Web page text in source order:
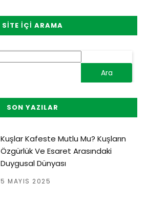
SITE İÇI ARAMA
SON YAZILAR
Kuşlar Kafeste Mutlu Mu? Kuşların
Özgürlük Ve Esaret Arasındaki
Duygusal Dünyası
5 MAYIS 2025